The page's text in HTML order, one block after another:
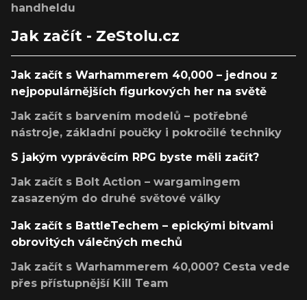
handheldu
Jak začít - ZeStolu.cz
Jak začít s Warhammerem 40,000 – jednou z
nejpopulárnějších figurkových her na světě
Jak začít s barvením modelů – potřebné
nástroje, základní poučky i pokročilé techniky
S jakým vyprávěcím RPG byste měli začít?
Jak začít s Bolt Action – wargamingem
zasazeným do druhé světové války
Jak začít s BattleTechem – epickými bitvami
obrovitých válečných mechů
Jak začít s Warhammerem 40,000? Cesta vede
přes přístupnější Kill Team